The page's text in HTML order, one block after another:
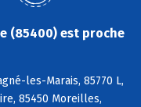
(85400) est proche
les-Marais, 85770 L,
85450 Moreilles,